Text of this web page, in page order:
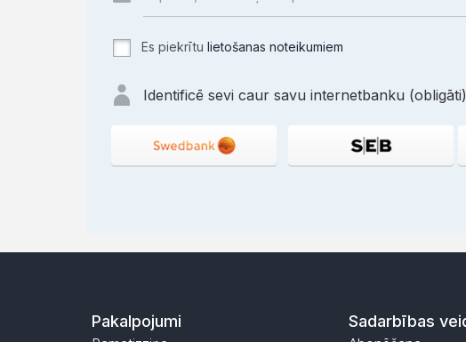
Es piekrītu lietošanas noteikumiem
Identificē sevi caur savu internetbanku (obligāti)
Pakalpojumi Sadarbības